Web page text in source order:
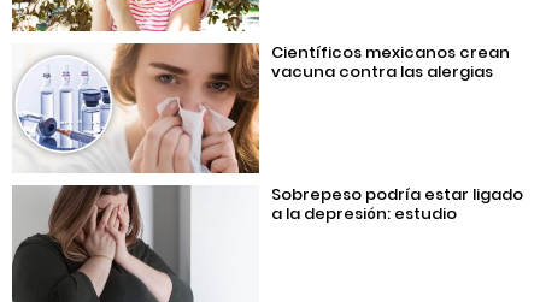
Científicos mexicanos crean
vacuna contra las alergias
Sobrepeso podría estar ligado
a la depresión: estudio